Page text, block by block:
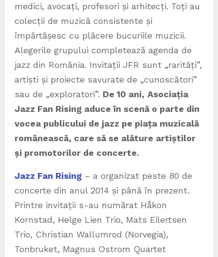
medici, avocați, profesori și arhitecți. Toți au
colecții de muzică consistente și
împărtășesc cu plăcere bucuriile muzicii.
Alegerile grupului completează agenda de
jazz din România. Invitații JFR sunt „rarități”,
artiști și proiecte savurate de „cunoscători”
sau de „exploratori”. De 10 ani, Asociația
Jazz Fan Rising aduce în scenă o parte din
vocea publicului de jazz pe piața muzicală
românească, care să se alăture artiștilor
și promotorilor de concerte.
Jazz Fan Rising – a organizat peste 80 de
concerte din anul 2014 și până în prezent.
Printre invitații s-au numărat Håkon
Kornstad, Helge Lien Trio, Mats Eilertsen
Trio, Christian Wallumrod (Norvegia),
Tonbruket, Magnus Ostrom Quartet